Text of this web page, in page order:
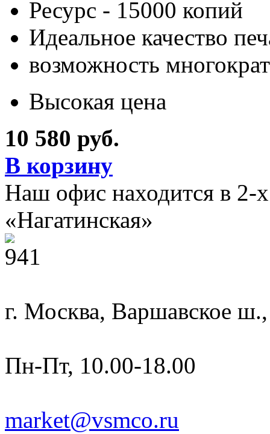
Ресурс - 15000 копий
Идеальное качество
возможность
Высокая цена
10 580 руб.
В корзину
Наш офис находится в 2-
«Нагатинская»
г. Москва, Варшавское
Пн-Пт, 10.00-18.00
market@vsmco.ru